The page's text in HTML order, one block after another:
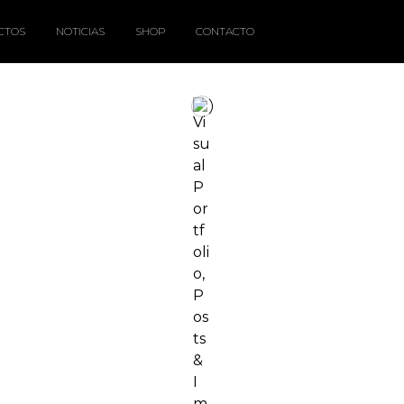
NOTICIAS SHOP CONTACTO